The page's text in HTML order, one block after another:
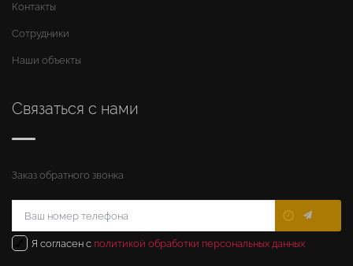
Контакты
Сотрудники
Наши объекты
Связаться с нами
Заказ обратного звонка
✓ Я согласен с политикой обработки персональных данных